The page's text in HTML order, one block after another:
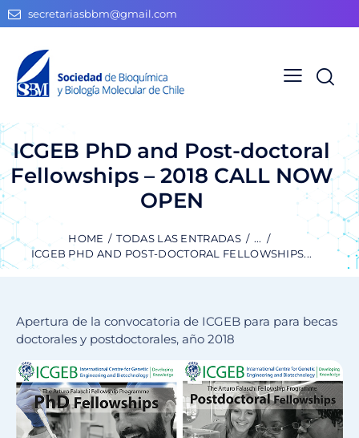
secretariasbbm@gmail.com
ICGEB PhD and Post-doctoral
Fellowships – 2018 CALL NOW
OPEN
HOME TODAS LAS ENTRADAS
...
ICGEB PHD AND POST-DOCTORAL FELLOWSHIPS...
Apertura de la convocatoria de ICGEB para para becas
doctorales y postdoctorales, año 2018